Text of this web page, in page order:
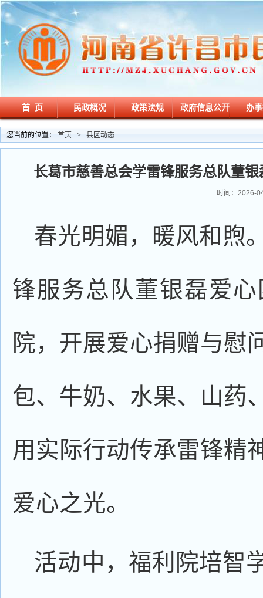
首 页 民政概况 政策法规 政府信息公开 办
您当前的位置： 首页 > 县区动态
长葛市慈善总会学雷锋服务总队董
时间：2026-
春光明媚，暖风和煦
锋服务总队董银磊爱
院，开展爱心捐赠与慰
包、牛奶、水果、山药
用实际行动传承雷锋精
爱心之光。
活动中，福利院培智